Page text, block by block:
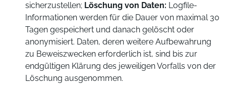
sicherzustellen; Löschung von Daten: Logfile-
Informationen werden für die Dauer von maximal 30
Tagen gespeichert und danach gelöscht oder
anonymisiert. Daten, deren weitere Aufbewahrung
zu Beweiszwecken erforderlich ist, sind bis zur
endgültigen Klärung des jeweiligen Vorfalls von der
Löschung ausgenommen.